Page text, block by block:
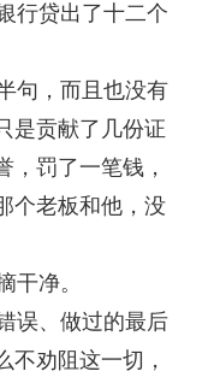
行贷出了十二个
句，而且也没有
是贡献了几份证
，罚了一笔钱，
个老板和他，没
净。
误、做过的最后
不劝阻这一切，